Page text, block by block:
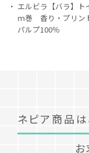
エルビラ【バラ】
ｍ巻 香り・プリン
パルプ100％
ネピア商品は